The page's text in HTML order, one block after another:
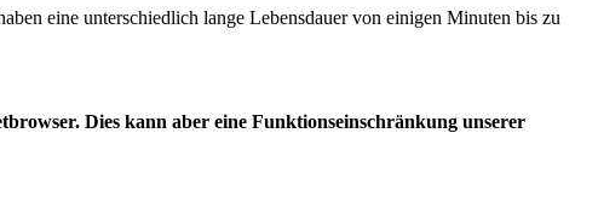
eine unterschiedlich lange Lebensdauer von einigen Minuten bis zu
Dies kann aber eine Funktionseinschränkung unserer